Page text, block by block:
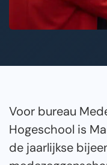
Voor bureau
Hogeschool is
de jaarlijkse